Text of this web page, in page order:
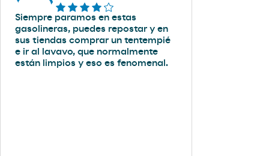
Siempre paramos en estas
gasolineras, puedes repostar y en
sus tiendas comprar un tentempié
e ir al lavavo, que normalmente
están limpios y eso es fenomenal.